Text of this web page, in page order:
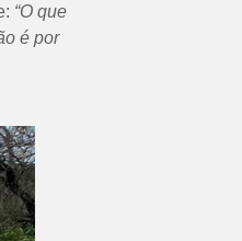
“O que
é por